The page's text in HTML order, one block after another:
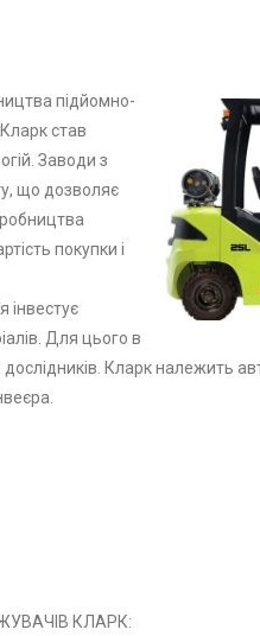
підйомно-
став
Заводи з
що дозволяє
покупки і
інвестує
Для цього в
Кларк належить
КЛАРК: